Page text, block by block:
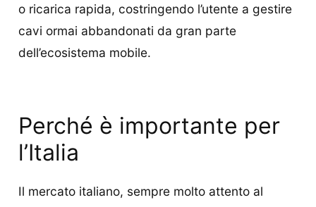
o ricarica rapida, costringendo l’utente a gestire
cavi ormai abbandonati da gran parte
dell’ecosistema mobile.
Perché è importante per
l’Italia
Il mercato italiano, sempre molto attento al